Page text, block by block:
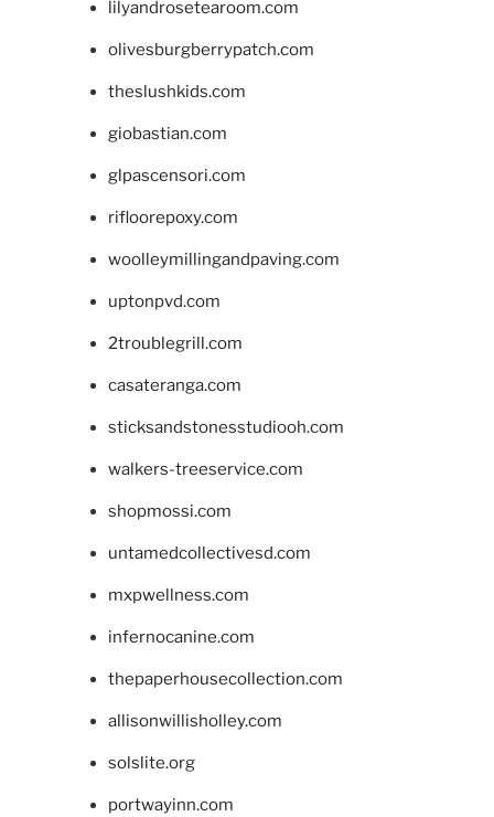
lilyandrosetearoom.com
olivesburgberrypatch.com
theslushkids.com
giobastian.com
glpascensori.com
rifloorepoxy.com
woolleymillingandpaving.com
uptonpvd.com
2troublegrill.com
casateranga.com
sticksandstonesstudiooh.com
walkers-treeservice.com
shopmossi.com
untamedcollectivesd.com
mxpwellness.com
infernocanine.com
thepaperhousecollection.com
allisonwillisholley.com
solslite.org
portwayinn.com